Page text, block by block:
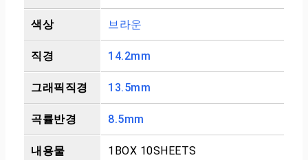
색상 브라운
직경 14.2mm
그래픽직경 13.5mm
곡률반경 8.5mm
내용물 1BOX 10SHEETS